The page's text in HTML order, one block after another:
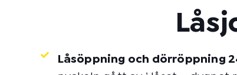
Låsöppning och dörröppning